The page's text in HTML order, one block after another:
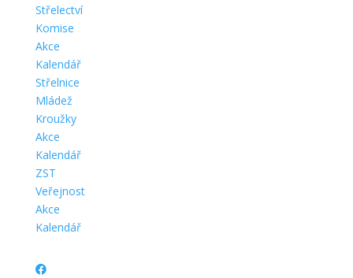
Střelectví
Komise
Akce
Kalendář
Střelnice
Mládež
Kroužky
Akce
Kalendář
ZST
Veřejnost
Akce
Kalendář